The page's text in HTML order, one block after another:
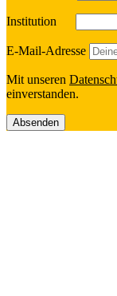
Insti­tu­tion
E‑Mail-Adresse
Mit unseren
einverstanden.